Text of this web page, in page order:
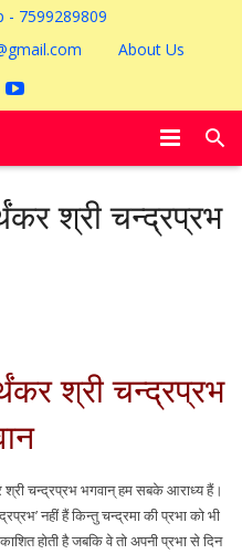
- 7599289809
About Us
श्री चन्द्रप्रभ
श्री चन्द्रप्रभ
श्री चन्द्रप्रभ भगवान् हम सबके आराध्य हैं।
नहीं हैं किन्तु चन्द्रमा की प्रभा को भी
होती है जबकि वे तो अपनी प्रभा से दिन